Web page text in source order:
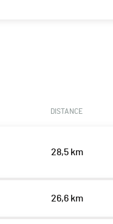
DISTANCE
28,5 km
26,6 km